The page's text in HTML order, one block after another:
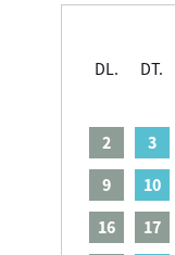
DL.
DT.
2
3
9
10
16
17